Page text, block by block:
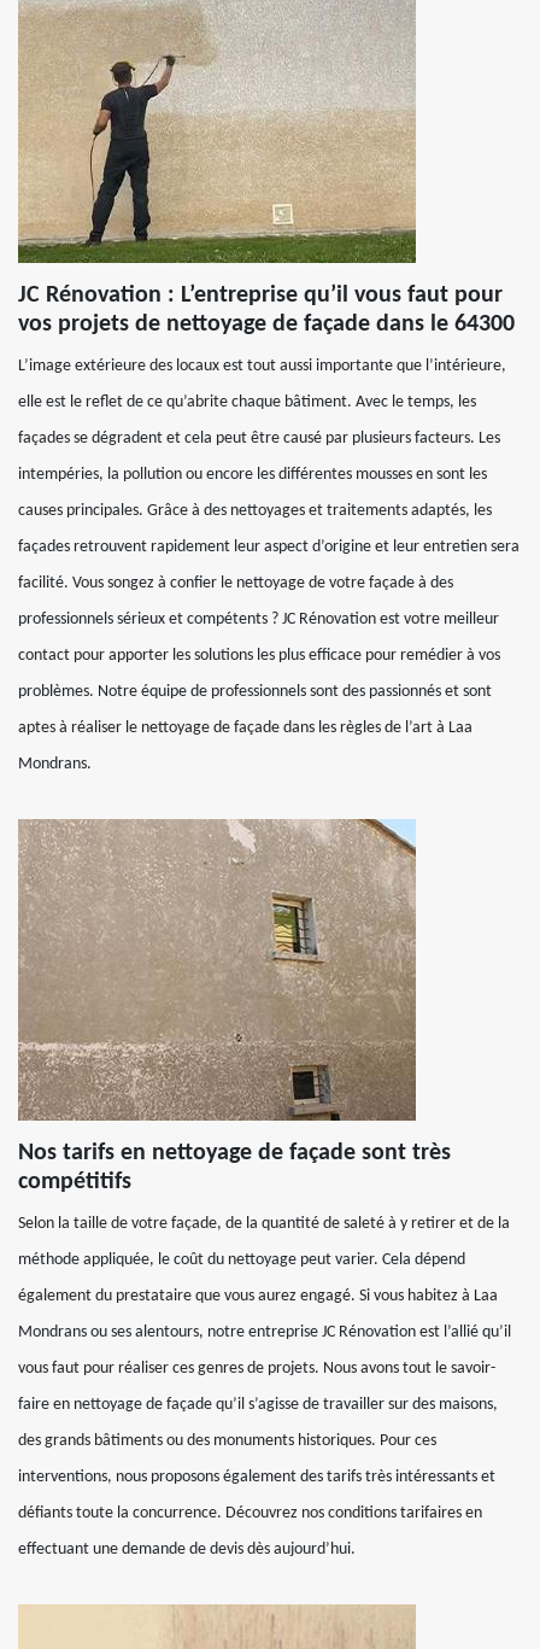
JC Rénovation : L’entreprise qu’il vous faut pour
vos projets de nettoyage de façade dans le 64300
L’image extérieure des locaux est tout aussi importante que l’intérieure,
elle est le reflet de ce qu’abrite chaque bâtiment. Avec le temps, les
façades se dégradent et cela peut être causé par plusieurs facteurs. Les
intempéries, la pollution ou encore les différentes mousses en sont les
causes principales. Grâce à des nettoyages et traitements adaptés, les
façades retrouvent rapidement leur aspect d’origine et leur entretien sera
facilité. Vous songez à confier le nettoyage de votre façade à des
professionnels sérieux et compétents ? JC Rénovation est votre meilleur
contact pour apporter les solutions les plus efficace pour remédier à vos
problèmes. Notre équipe de professionnels sont des passionnés et sont
aptes à réaliser le nettoyage de façade dans les règles de l’art à Laa
Mondrans.
Nos tarifs en nettoyage de façade sont très
compétitifs
Selon la taille de votre façade, de la quantité de saleté à y retirer et de la
méthode appliquée, le coût du nettoyage peut varier. Cela dépend
également du prestataire que vous aurez engagé. Si vous habitez à Laa
Mondrans ou ses alentours, notre entreprise JC Rénovation est l’allié qu’il
vous faut pour réaliser ces genres de projets. Nous avons tout le savoir-
faire en nettoyage de façade qu’il s’agisse de travailler sur des maisons,
des grands bâtiments ou des monuments historiques. Pour ces
interventions, nous proposons également des tarifs très intéressants et
défiants toute la concurrence. Découvrez nos conditions tarifaires en
effectuant une demande de devis dès aujourd’hui.